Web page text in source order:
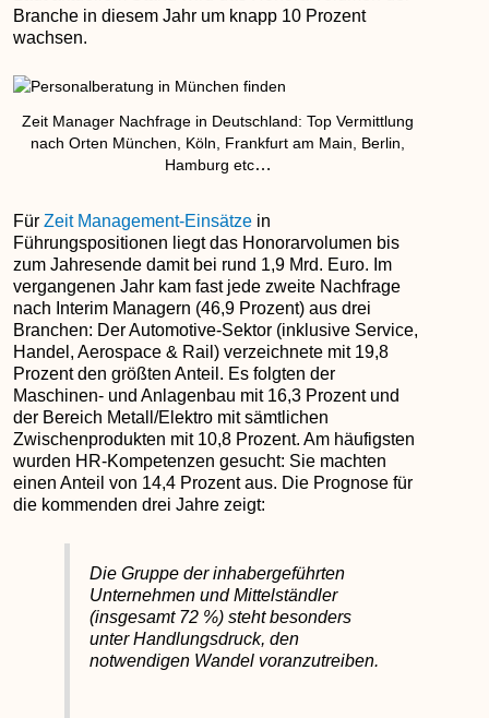
Branche in diesem Jahr um knapp 10 Prozent
wachsen.
Zeit Manager Nachfrage in Deutschland: Top Vermittlung
nach Orten München, Köln, Frankfurt am Main, Berlin,
Hamburg etc…
FürZeit Management-Einsätze in
Führungspositionen liegt das Honorarvolumen bis
zum Jahresende damit bei rund 1,9 Mrd. Euro. Im
vergangenen Jahr kam fast jede zweite Nachfrage
nach Interim Managern (46,9 Prozent) aus drei
Branchen: Der Automotive-Sektor (inklusive Service,
Handel, Aerospace & Rail) verzeichnete mit 19,8
Prozent den größten Anteil. Es folgten der
Maschinen- und Anlagenbau mit 16,3 Prozent und
der Bereich Metall/Elektro mit sämtlichen
Zwischenprodukten mit 10,8 Prozent. Am häufigsten
wurden HR-Kompetenzen gesucht: Sie machten
einen Anteil von 14,4 Prozent aus. Die Prognose für
die kommenden drei Jahre zeigt:
Die Gruppe der inhabergeführten
Unternehmen und Mittelständler
(insgesamt 72 %) steht besonders
unter Handlungsdruck, den
notwendigen Wandel voranzutreiben.